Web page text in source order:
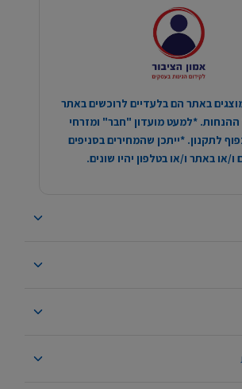
באתר הם בלעדיים לרוכשים באתר
*למעט מועדון "חבר" ומזרחי
לתקנון. *ייתכן שהמחירים בסניפים
ו/או באתר ו/או בטלפון יהיו שונים.